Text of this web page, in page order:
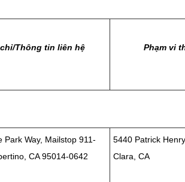
Thông tin liên hệ Phạm vi
Park Way, Mailstop 911-
CA 95014-0642
5440 Patrick
Clara, CA